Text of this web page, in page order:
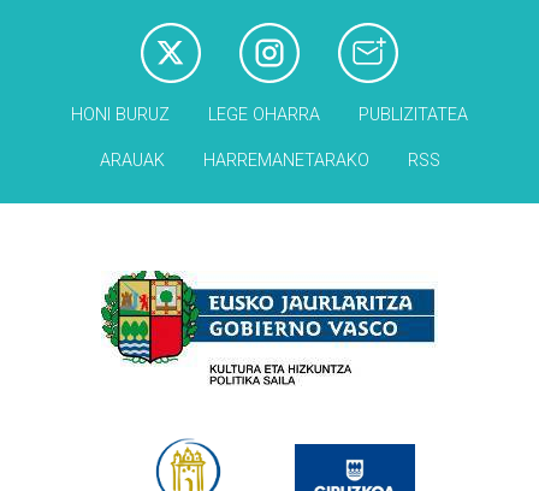
HONI BURUZ LEGE OHARRA PUBLIZITATEA
ARAUAK HARREMANETARAKO RSS